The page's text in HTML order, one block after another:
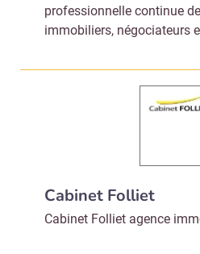
professionnelle continue
immobiliers, négociateurs
Cabinet Folliet
Cabinet Folliet agence